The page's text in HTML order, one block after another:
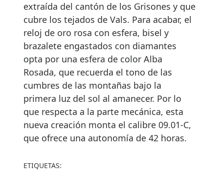
extraída del cantón de los Grisones y que
cubre los tejados de Vals. Para acabar, el
reloj de oro rosa con esfera, bisel y
brazalete engastados con diamantes
opta por una esfera de color Alba
Rosada, que recuerda el tono de las
cumbres de las montañas bajo la
primera luz del sol al amanecer. Por lo
que respecta a la parte mecánica, esta
nueva creación monta el calibre 09.01-C,
que ofrece una autonomía de 42 horas.
ETIQUETAS: